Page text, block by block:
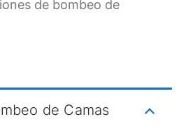
de bombeo de
de Camas